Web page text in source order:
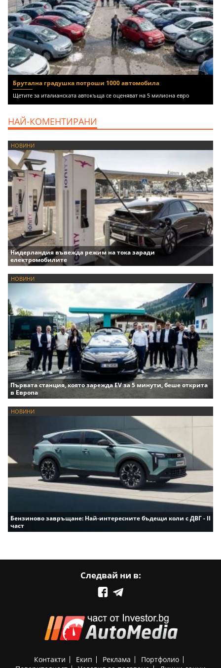
Брутална градушка потроши 1000 автомобила
Щетите за италианската автокъща се оценяват на 5 милиона евро
НАЙ-КОМЕНТИРАНИ
НОВИНИ
Нидерландия въвежда режим на тока заради
електромобилите
НОВИНИ
Първата станция, която зарежда EV за 5 минути, беше открита
в Европа
НОВИНИ
Бензиново завръщане: Най-интересните бъдещи коли с ДВГ - II
част
Следвай ни в:
Контакти Екип Реклама
Портфолио